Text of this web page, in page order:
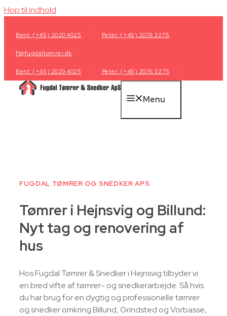
Hop til indhold
Bent: (+45) 2020 4025 Peter: (+45) 2076 3275
ft@fugdaltomrer.dk
Bent: (+45) 2020 4025 Peter: (+45) 2076 3275
Menu
FUGDAL TØMRER OG SNEDKER APS
Tømrer i Hejnsvig og Billund:
Nyt tag og renovering af
hus
Hos Fugdal Tømrer & Snedker i Hejnsvig tilbyder vi
en bred vifte af tømrer- og snedkerarbejde. Så hvis
du har brug for en dygtig og professionelle tømrer
og snedker omkring Billund, Grindsted og Vorbasse,